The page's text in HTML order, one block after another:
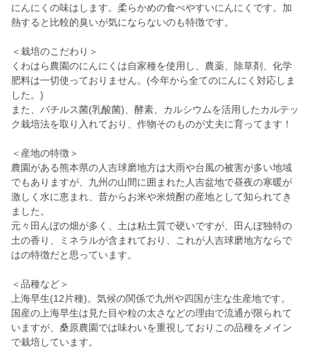
にんにくの味はします。柔らかめの食べやすいにんにくです。加
熱すると比較的臭いが気にならないのも特徴です。
＜栽培のこだわり＞
くわはら農園のにんにくは自家種を使用し、農薬、除草剤、化学
肥料は一切使っておりません。(今年から全てのにんにく対応しま
した。)
また、バチルス菌(乳酸菌)、酵素、カルシウムを活用したカルテッ
ク栽培法を取り入れており、作物そのものが丈夫に育ってます！
＜産地の特徴＞
農園がある熊本県の人吉球磨地方は大雨や台風の被害が多い地域
でもありますが、九州の山間に囲まれた人吉盆地で昼夜の寒暖が
激しく水に恵まれ、昔からお米や米焼酎の産地として知られてき
ました。
元々田んぼの畑が多く、土は粘土質で硬いですが、田んぼ独特の
土の香り、ミネラルが含まれており、これが人吉球磨地方ならで
はの特徴だと思っています。
＜品種など＞
上海早生(12片種)。気候の関係で九州や四国が主な生産地です。
国産の上海早生は見た目や粒の太さなどの理由で流通が限られて
いますが、桑原農園では味わいを重視しておりこの品種をメイン
で栽培しています。